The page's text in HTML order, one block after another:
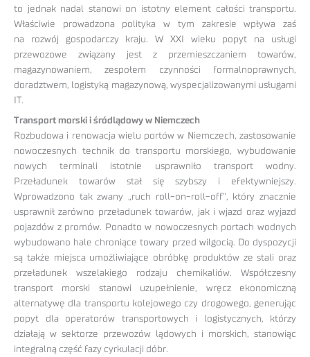
to jednak nadal stanowi on istotny element całości transportu.
Właściwie prowadzona polityka w tym zakresie wpływa zaś
na rozwój gospodarczy kraju. W XXI wieku popyt na usługi
przewozowe związany jest z przemieszczaniem towarów,
magazynowaniem, zespołem czynności formalnoprawnych,
doradztwem, logistyką magazynową, wyspecjalizowanymi usługami
IT.
Transport morski i śródlądowy w Niemczech
Rozbudowa i renowacja wielu portów w Niemczech, zastosowanie
nowoczesnych technik do transportu morskiego, wybudowanie
nowych terminali istotnie usprawniło transport wodny.
Przeładunek towarów stał się szybszy i efektywniejszy.
Wprowadzono tak zwany „ruch roll-on-roll-off”, który znacznie
usprawnił zarówno przeładunek towarów, jak i wjazd oraz wyjazd
pojazdów z promów. Ponadto w nowoczesnych portach wodnych
wybudowano hale chroniące towary przed wilgocią. Do dyspozycji
są także miejsca umożliwiające obróbkę produktów ze stali oraz
przeładunek wszelakiego rodzaju chemikaliów. Współczesny
transport morski stanowi uzupełnienie, wręcz ekonomiczną
alternatywę dla transportu kolejowego czy drogowego, generując
popyt dla operatorów transportowych i logistycznych, którzy
działają w sektorze przewozów lądowych i morskich, stanowiąc
integralną część fazy cyrkulacji dóbr.